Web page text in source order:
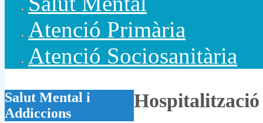
Atenció Primària
Atenció Sociosanitària
Salut Mental i
Addiccions